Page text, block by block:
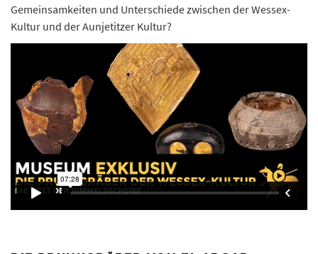
Gemeinsamkeiten und Unterschiede zwischen der Wessex-
Kultur und der Aunjetitzer Kultur?